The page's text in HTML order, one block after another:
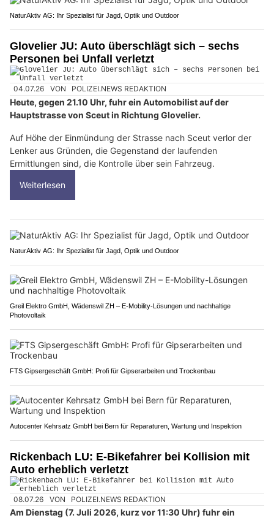
NaturAktiv AG: Ihr Spezialist für Jagd, Optik und Outdoor
Glovelier JU: Auto überschlägt sich – sechs
Personen bei Unfall verletzt
04.07.26 VON POLIZEI.NEWS REDAKTION
Heute, gegen 21.10 Uhr, fuhr ein Automobilist auf der
Hauptstrasse von Sceut in Richtung Glovelier.
Auf Höhe der Einmündung der Strasse nach Sceut verlor der
Lenker aus Gründen, die Gegenstand der laufenden
Ermittlungen sind, die Kontrolle über sein Fahrzeug.
Weiterlesen
NaturAktiv AG: Ihr Spezialist für Jagd, Optik und Outdoor
Greil Elektro GmbH, Wädenswil ZH – E-Mobility-Lösungen und nachhaltige
Photovoltaik
FTS Gipsergeschäft GmbH: Profi für Gipserarbeiten und Trockenbau
Autocenter Kehrsatz GmbH bei Bern für Reparaturen, Wartung und Inspektion
Rickenbach LU: E-Bikefahrer bei Kollision mit
Auto erheblich verletzt
08.07.26 VON POLIZEI.NEWS REDAKTION
Am Dienstag (7. Juli 2026, kurz vor 11:30 Uhr) fuhr ein